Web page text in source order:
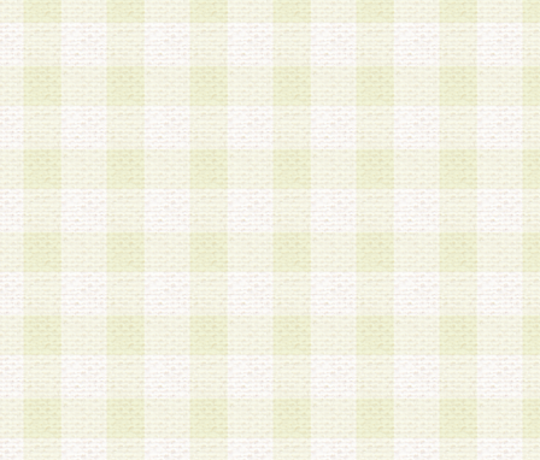
a.既に登録されている会員と同一のメールアドレ
録する場合
b.本サービスと同様のサービスを提供している企
業に従事していると思われる本人またはその家族
場合
c.その他当社が不適切と判断する場合
2.当社は、会員登録希望者を会員として承認する
した 場合、会員登録希望者による会員登録手続
による承認後の場合であっても、会員登録の取り
の抹消を、当社が適切と判 断する方法・手段に
とができるものとします。
3.会員登録希望者が18歳未満、成年被後見人、被
人 である場合は、親権者などの法定代理人の同